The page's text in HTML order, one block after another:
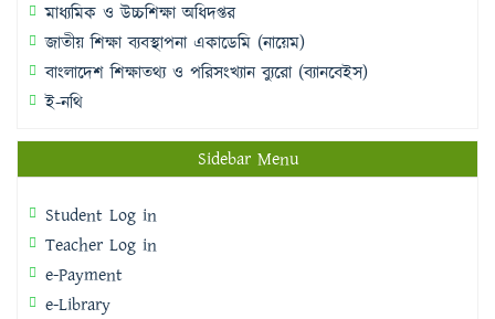
মাধ্যমিক ও উচ্চশিক্ষা অধিদপ্তর
জাতীয় শিক্ষা ব্যবস্থাপনা একাডেমি (নায়েম)
বাংলাদেশ শিক্ষাতথ্য ও পরিসংখ্যান ব্যুরো (ব্যানবেইস)
ই-নথি
Sidebar Menu
Student Log in
Teacher Log in
e-Payment
e-Library